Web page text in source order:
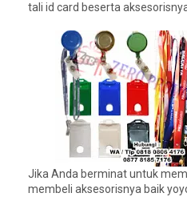
tali id card beserta
Jika Anda berminat untuk
membeli aksesorisnya baik